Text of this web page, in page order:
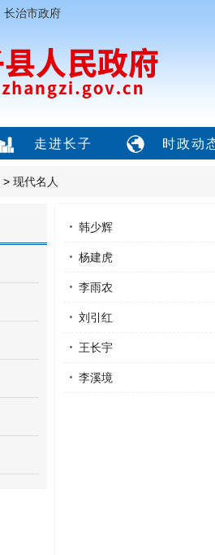
长治市政府
走进长子 时政动
> 现代名人
韩少辉
杨建虎
李雨农
刘引红
王长宇
李溪境